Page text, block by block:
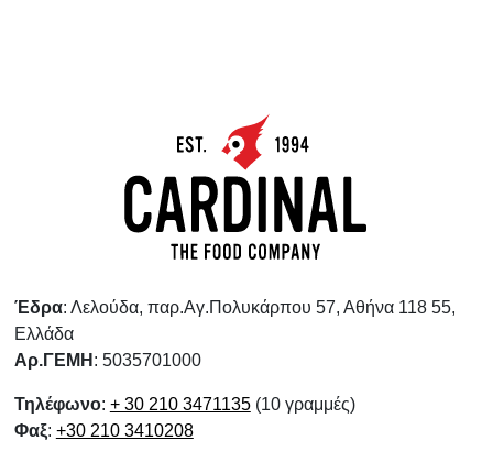
Έδρα: Λελούδα, παρ.Αγ.Πολυκάρπου 57, Αθήνα 118 55,
Ελλάδα
Αρ.ΓΕΜΗ : 5035701000
Τηλέφωνο: + 30 210 3471135(10 γραμμές)
Φαξ: +30 210 3410208